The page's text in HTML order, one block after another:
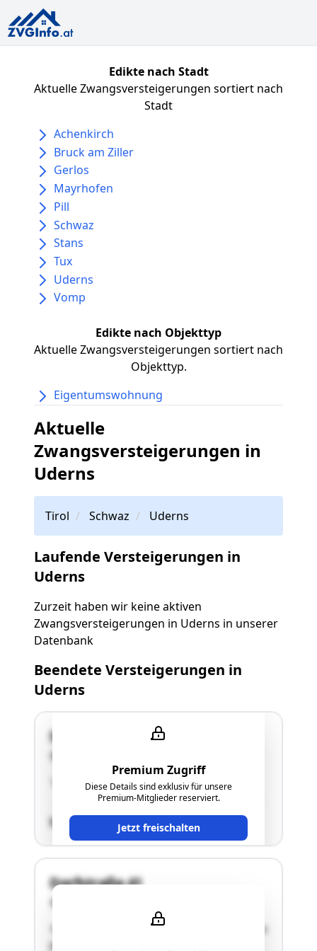
Edikte nach Stadt
Aktuelle Zwangsversteigerungen sortiert nach
Stadt
Achenkirch
Bruck am Ziller
Gerlos
Mayrhofen
Pill
Schwaz
Stans
Tux
Uderns
Vomp
Edikte nach Objekttyp
Aktuelle Zwangsversteigerungen sortiert nach
Objekttyp.
Eigentumswohnung
Aktuelle
Zwangsversteigerungen in
Uderns
Tirol Schwaz Uderns
Laufende Versteigerungen in
Uderns
Zurzeit haben wir keine aktiven
Zwangsversteigerungen in Uderns in unserer
Datenbank
Beendete Versteigerungen in
Uderns
Premium Zugriff
Diese Details sind exklusiv für unsere
Premium-Mitglieder reserviert.
Jetzt freischalten
Spieljochweg 4
"siehe Langgutachten"
SCHÄTZWERT
Dorfstraße 41
"Auf den zur Liegenschaft EZ 84 GB 87123 Uderns
gehörigen Grundstücken .17, 87 und .170 steht